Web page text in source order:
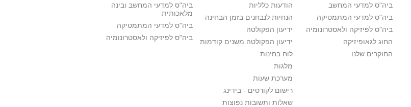
ביה"ס למדעי המחשב
ביה"ס למדעי המתמטיקה
ביה"ס לפיזיקה ולאסטרונומיה
החוג לגאופיזיקה
החוקרים שלנו
הודעות כלליות
הנחיות לנבחנים בזמן הבחינה
ידיעון הפקולטה
ידיעון הפקולטה משנים קודמות
לוח בחינות
מלגות
מערכת שעות
רישום לקורסים - בידינג
שאלות ותשובות נפוצות
ביה"ס למדעי המחשב ובינה
מלאכותית
ביה"ס למדעי המתמטיקה
ביה"ס לפיזיקה ולאסטרונומיה